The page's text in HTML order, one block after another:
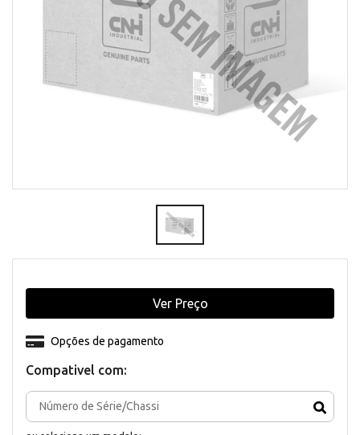
Compativel com:
Opções de pagamento
Ver Preço